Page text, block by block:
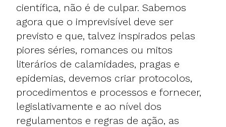
científica, não é de culpar. Sabemos
agora que o imprevisível deve ser
previsto e que, talvez inspirados pelas
piores séries, romances ou mitos
literários de calamidades, pragas e
epidemias, devemos criar protocolos,
procedimentos e processos e fornecer,
legislativamente e ao nível dos
regulamentos e regras de ação, as